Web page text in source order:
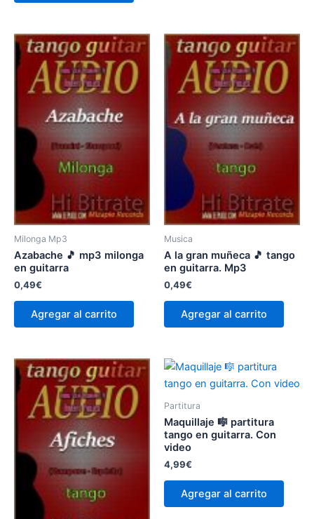
Milonga Mp3
Azabache 🎵 mp3 milonga
en guitarra
0,49€
Agregar al carrito
Musica
A la gran muñeca 🎵 tango
en guitarra. Mp3
0,49€
Agregar al carrito
Partitura
Maquillaje 🎼 partitura
tango en guitarra. Con
video
4,99€
Agregar al carrito